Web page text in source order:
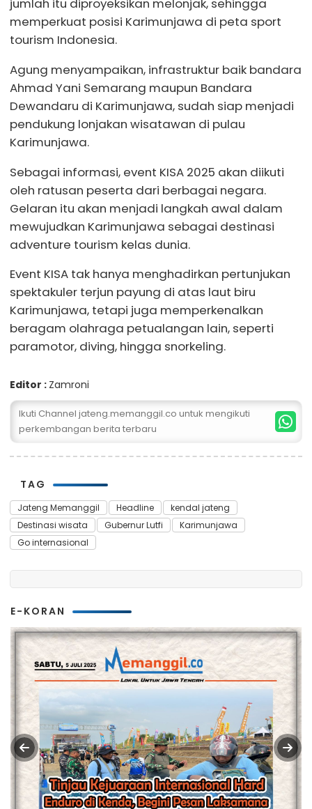
jumlah itu diproyeksikan melonjak, sehingga
memperkuat posisi Karimunjawa di peta sport
tourism Indonesia.
Agung menyampaikan, infrastruktur baik bandara
Ahmad Yani Semarang maupun Bandara
Dewandaru di Karimunjawa, sudah siap menjadi
pendukung lonjakan wisatawan di pulau
Karimunjawa.
Sebagai informasi, event KISA 2025 akan diikuti
oleh ratusan peserta dari berbagai negara.
Gelaran itu akan menjadi langkah awal dalam
mewujudkan Karimunjawa sebagai destinasi
adventure tourism kelas dunia.
Event KISA tak hanya menghadirkan pertunjukan
spektakuler terjun payung di atas laut biru
Karimunjawa, tetapi juga memperkenalkan
beragam olahraga petualangan lain, seperti
paramotor, diving, hingga snorkeling.
Editor : Zamroni
Ikuti Channel jateng.memanggil.co untuk mengikuti
perkembangan berita terbaru
TAG
Jateng Memanggil Headline
kendal jateng
Destinasi wisata
Gubernur Lutfi
Karimunjawa
Go internasional
E-KORAN